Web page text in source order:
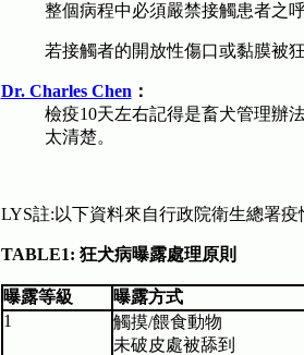
整個病程中必須嚴禁接觸患者之
若接觸者的開放性傷口或黏膜被
Dr. Charles Chen ：
檢疫10天左右記得是畜犬管理辦
太清楚。
LYS註:以下資料來自行政院衛生總署疫
TABLE1: 狂犬病曝露處理原則
曝露等級 曝露方式
1
觸摸/餵食動物
未破皮處被舔到